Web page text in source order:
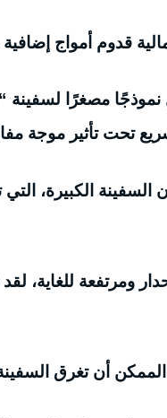
قدوم أمواج إضافية
نموذجًا مصغرًا
تحت تأثير موجة
الكبيرة،
أن تغرق